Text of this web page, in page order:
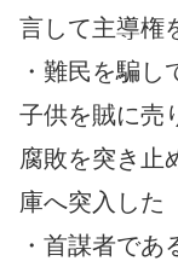
言して主導権
・難民を騙
子供を賊に売
腐敗を突き止
庫へ突入した
・首謀者であ